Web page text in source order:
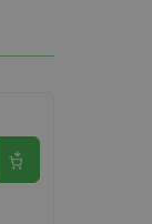
Se produkt